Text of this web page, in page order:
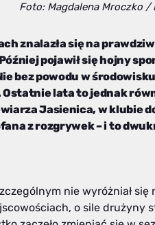
Foto: Magdalena Mroczko /
znalazła się na
pojawił się hojny
bez powodu w
Ostatnie lata to jednak
Jasienica, w klubie
z rozgrywek – i to
nie wyróżniał się
o sile drużyny